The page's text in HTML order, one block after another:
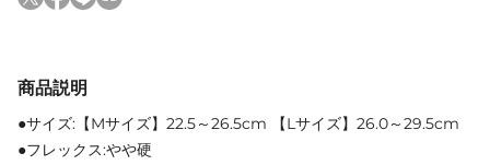
商品説明
●サイズ:【Mサイズ】22.5～26.5cm 【Lサイズ】26.0～29.5cm
●フレックス:やや硬